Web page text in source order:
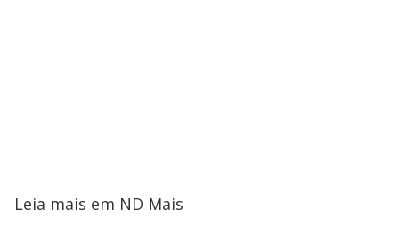
Leia mais em ND Mais